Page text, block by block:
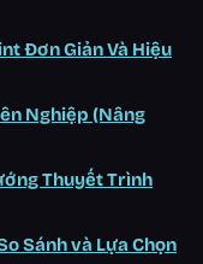
Đơn Giản Và Hiệu
Nghiệp (Nâng
Thuyết Trình
Sánh và Lựa Chọn